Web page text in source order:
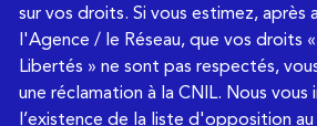
sur vos droits. Si vous estimez, après
l'Agence / le Réseau, que vos droits
Libertés » ne sont pas respectés,
une réclamation à la CNIL. Nous vous
l’existence de la liste d'opposition